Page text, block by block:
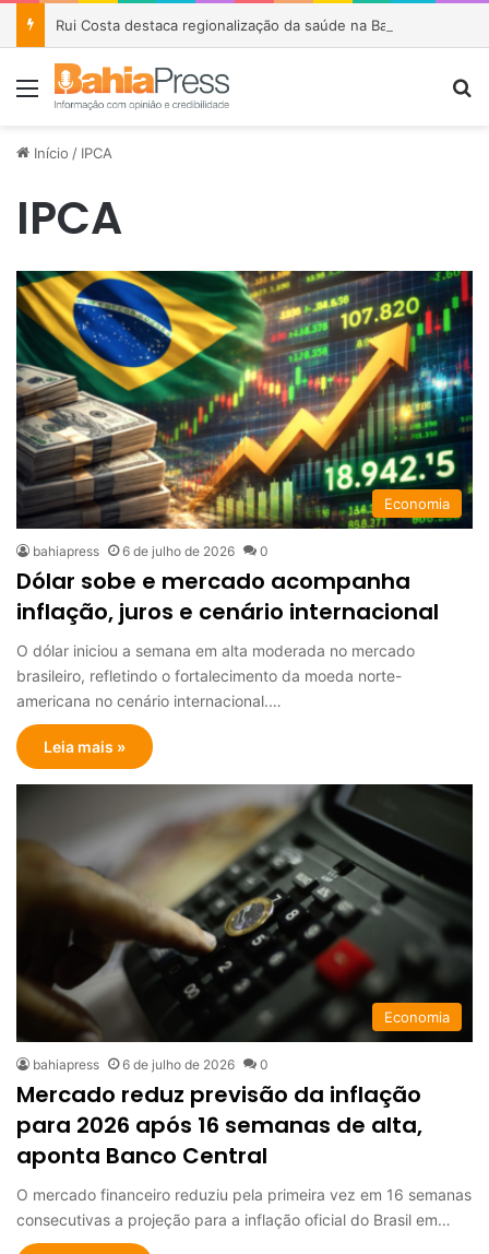
Menu
Início / IPCA
IPCA
Economia
bahiapress 6 de julho de 2026 0
Dólar sobe e mercado acompanha
inflação, juros e cenário internacional
O dólar iniciou a semana em alta moderada no mercado
brasileiro, refletindo o fortalecimento da moeda norte-
americana no cenário internacional.…
Leia mais »
Economia
bahiapress 6 de julho de 2026 0
Mercado reduz previsão da inflação
para 2026 após 16 semanas de alta,
aponta Banco Central
O mercado financeiro reduziu pela primeira vez em 16 semanas
consecutivas a projeção para a inflação oficial do Brasil em…